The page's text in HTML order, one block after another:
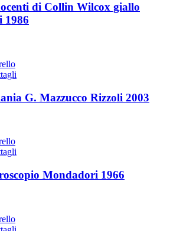
di Collin Wilcox giallo
1986
G. Mazzucco Rizzoli 2003
Mondadori 1966